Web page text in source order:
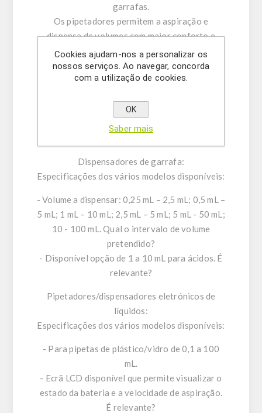
garrafas.
Os pipetadores permitem a aspiração e
dispensa de volumes com maior conforto e
precisão, reduzindo o esforço manual e
aumentando a reprodutibilidade das medições.
Já os dispensadores de garrafas são
reagentes diretamente a partir do recipiente
original, garantindo rapidez, segurança e
Dispensadores de garrafa:
Especificações dos vários modelos disponíveis:
- Volume a dispensar: 0,25 mL – 2,5 mL; 0,5 mL –
5 mL; 1 mL – 10 mL; 2,5 mL – 5 mL; 5 mL - 50 mL;
10 - 100 mL. Qual o intervalo de volume
pretendido?
- Disponível opção de 1 a 10 mL para ácidos. É
relevante?
Pipetadores/dispensadores eletrónicos de
líquidos:
Especificações dos vários modelos disponíveis:
- Para pipetas de plástico/vidro de 0,1 a 100
mL.
- Ecrã LCD disponível que permite visualizar o
estado da bateria e a velocidade de aspiração.
É relevante?
Cookies ajudam-nos a personalizar os
nossos serviços. Ao navegar, concorda
com a utilização de cookies.
OK
Saber mais